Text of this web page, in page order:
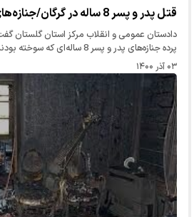
قتل پدر و پسر 8 ساله در گرگان/جنازه‌های سوخته کشف شد
دادستان عمومی و انقلاب مرکز استان گلستان
پرده جنازه‌های پدر و پسر 8 ساله‌ای که سوخته بودند در یکی از…
۰۳ آذر ۱۴۰۰